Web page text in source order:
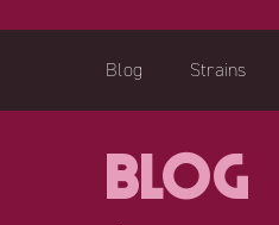
Blog Strains
Blog